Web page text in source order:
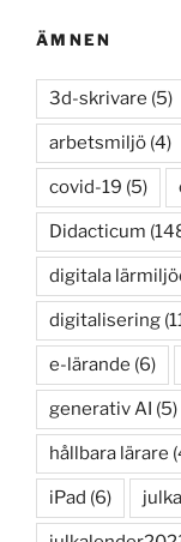
ÄMNEN
3d-skrivare (5)
arbetsmiljö (4)
covid-19 (5)
Didacticum
digitala
digitalisering
e-lärande (6)
generativ AI (5)
hållbara lärare
iPad (6)